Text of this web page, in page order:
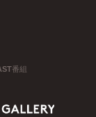
番組